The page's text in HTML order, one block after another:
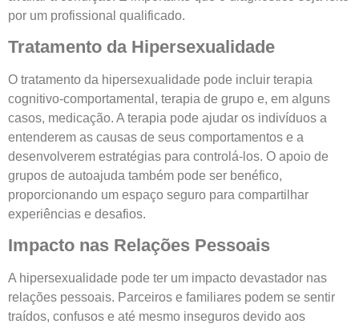
por um profissional qualificado.
Tratamento da Hipersexualidade
O tratamento da hipersexualidade pode incluir terapia
cognitivo-comportamental, terapia de grupo e, em alguns
casos, medicação. A terapia pode ajudar os indivíduos a
entenderem as causas de seus comportamentos e a
desenvolverem estratégias para controlá-los. O apoio de
grupos de autoajuda também pode ser benéfico,
proporcionando um espaço seguro para compartilhar
experiências e desafios.
Impacto nas Relações Pessoais
A hipersexualidade pode ter um impacto devastador nas
relações pessoais. Parceiros e familiares podem se sentir
traídos, confusos e até mesmo inseguros devido aos